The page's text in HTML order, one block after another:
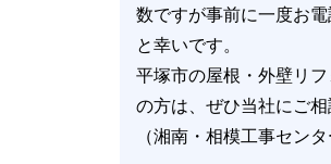
松風町 / 纒 / 万田 / 見附町
豊田 / 南原 / 宮の前 / 宮松
丘 / 桃浜町
八重咲町 / 八千代町 / 山下
ケ丘 / 横内 / 吉際
数ですが事前に一度お
と幸いです。
平塚市の屋根・外壁リフ
の方は、ぜひ当社にご相
（湘南・相模工事セン